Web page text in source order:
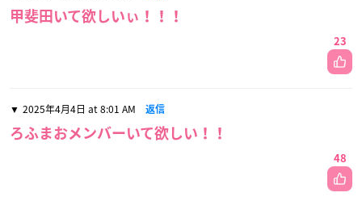
甲斐田いて欲しいぃ！！！
23
2025年4月4日 at 8:01 AM 返信
ろふまおメンバーいて欲しい！！
48